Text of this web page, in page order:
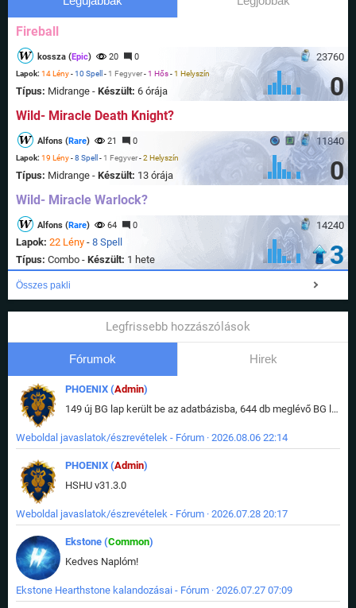
Fireball
23760
kossza (Epic) 20 0
Lapok: 14 Lény-10 Spell - 1 Fegyver-1 Hős-1 Helyszín
Típus: Midrange - Készült: 6 órája 0
Wild- Miracle Death Knight?
11840
Alfons (Rare) 21 0
Lapok: 19 Lény-8 Spell - 1 Fegyver-2 Helyszín
Típus: Midrange - Készült: 13 órája 0
Wild- Miracle Warlock?
14240
Alfons (Rare) 64 0
Lapok: 22 Lény - 8 Spell
Típus: Combo - Készült: 1 hete 3
Összes pakli
Legfrissebb hozzászólások
Fórumok Hirek
PHOENIX (Admin)
149 új BG lap került be az adatbázisba, 644 db meglévő BG lap módosult, bekerültek az új képek a megváltozott lapokhoz is.
Weboldal javaslatok/észrevételek - Fórum · 2026.08.06 22:14
PHOENIX (Admin)
HSHU v31.3.0
Weboldal javaslatok/észrevételek - Fórum · 2026.07.28 20:17
Ekstone (Common)
Kedves Naplóm!
Ekstone Hearthstone kalandozásai - Fórum · 2026.07.27 07:09